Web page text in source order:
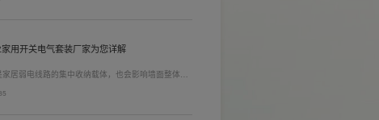
用开关电气套装厂家为您详解
居弱电线路的集中收纳载体，也会影响墙面整体装
家用开关电气套装厂家，可以同时搞定开关插座、